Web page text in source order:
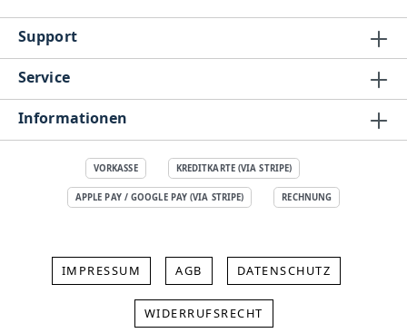
Support
Service
Informationen
VORKASSE KREDITKARTE (VIA STRIPE)
APPLE PAY / GOOGLE PAY (VIA STRIPE) RECHNUNG
IMPRESSUM AGB DATENSCHUTZ
WIDERRUFSRECHT